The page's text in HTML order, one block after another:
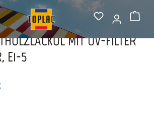
& -Pflege
MIT UV-FILTER
E1-5